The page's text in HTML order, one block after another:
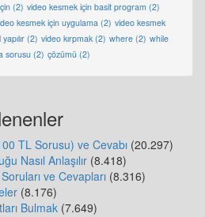
(2) video kesmek için basit program (2)
kesmek için uygulama (2) video kesmek
(2) video kırpmak (2) where (2) while
sorusu (2) çözümü (2)
TL Sorusu) ve Cevabı (20.297)
Nasıl Anlaşılır (8.418)
ve Cevapları (8.316)
(8.176)
Bulmak (7.649)